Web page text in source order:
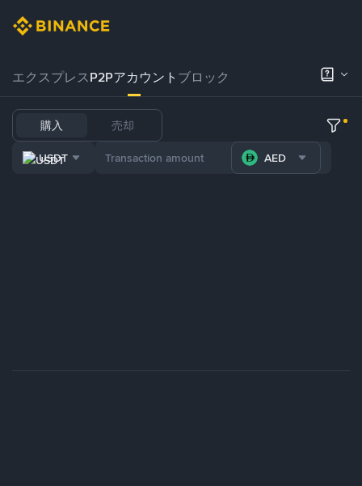
エクスプレスP2Pアカウント ブロック
購入 売却
USDT AED